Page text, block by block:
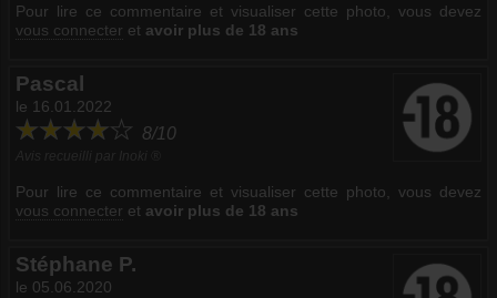
Pour lire ce commentaire et visualiser cette photo, vous devez
vous connecter et avoir plus de 18 ans
Pascal
le 16.01.2022
8/10
Pour lire ce commentaire et visualiser cette photo, vous devez
vous connecter et avoir plus de 18 ans
Stéphane P.
le 05.06.2020